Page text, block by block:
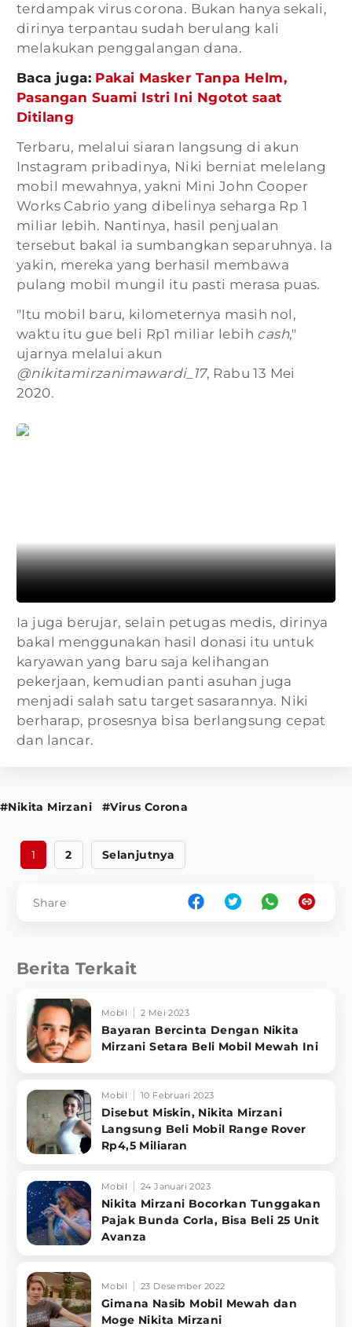
terdampak virus corona. Bukan hanya sekali,
dirinya terpantau sudah berulang kali
melakukan penggalangan dana.
Baca juga: Pakai Masker Tanpa Helm,
Pasangan Suami Istri Ini Ngotot saat
Ditilang
Terbaru, melalui siaran langsung di akun
Instagram pribadinya, Niki berniat melelang
mobil mewahnya, yakni Mini John Cooper
Works Cabrio yang dibelinya seharga Rp 1
miliar lebih. Nantinya, hasil penjualan
tersebut bakal ia sumbangkan separuhnya. Ia
yakin, mereka yang berhasil membawa
pulang mobil mungil itu pasti merasa puas.
"Itu mobil baru, kilometernya masih nol,
waktu itu gue beli Rp1 miliar lebih cash,"
ujarnya melalui akun
@nikitamirzanimawardi_17, Rabu 13 Mei
2020.
Ia juga berujar, selain petugas medis, dirinya
bakal menggunakan hasil donasi itu untuk
karyawan yang baru saja kelihangan
pekerjaan, kemudian panti asuhan juga
menjadi salah satu target sasarannya. Niki
berharap, prosesnya bisa berlangsung cepat
dan lancar.
#Nikita Mirzani #Virus Corona
1 2 Selanjutnya
Share
Berita Terkait
Mobil 2 Mei 2023
Bayaran Bercinta Dengan Nikita
Mirzani Setara Beli Mobil Mewah Ini
Mobil 10 Februari 2023
Disebut Miskin, Nikita Mirzani
Langsung Beli Mobil Range Rover
Rp4,5 Miliaran
Mobil 24 Januari 2023
Nikita Mirzani Bocorkan Tunggakan
Pajak Bunda Corla, Bisa Beli 25 Unit
Avanza
Mobil 23 Desember 2022
Gimana Nasib Mobil Mewah dan
Moge Nikita Mirzani